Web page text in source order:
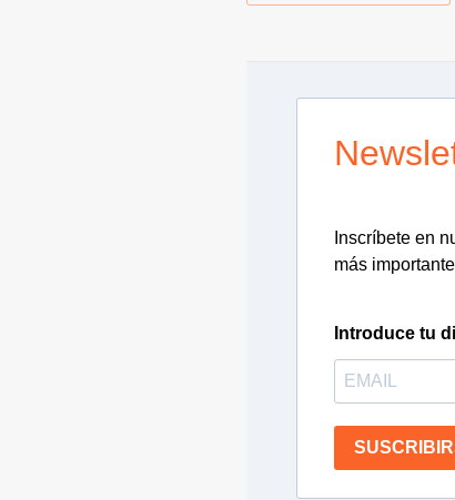
Inscríbete en
más
Introduce tu